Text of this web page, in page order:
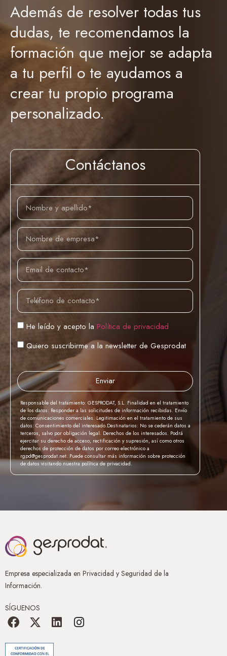
Además de resolver todas tus
dudas, te recomendamos la
formación que mejor se adapta
a tu perfil o te ayudamos a
crear tu propio programa
personalizado.
Contáctanos
He leído y acepto laPolítica de privacidad
Quiero suscribirme a la newsletter de Gesprodat
Enviar
Responsable del tratamiento: GESPRODAT, S.L. Finalidad en el tratamiento
de los datos: Responder a las solicitudes de información recibidas. Envío
de comunicaciones comerciales. Legitimación en el tratamiento de sus
datos: Consentimiento del interesado.Destinatarios: No se cederán datos a
terceros, salvo por obligación legal. Derechos de los interesados. Podrá
ejercitar su derecho de acceso, rectificación y supresión, así como otros
derechos de protección de datos por correo electrónico a
rgpd@gesprodat.net. Puede consultar más información sobre protección
de datos visitando nuestra política de privacidad.
Empresa especializada en Privacidad y Seguridad de la
Información.
SÍGUENOS